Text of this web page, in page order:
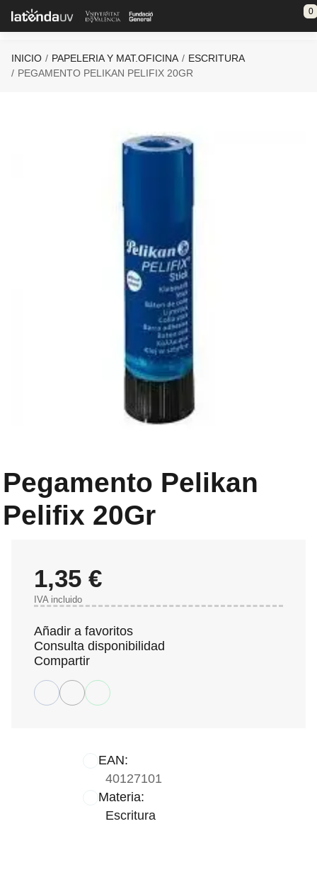
Saltar al contenido principal 0
INICIO PAPELERIA Y MAT.OFICINA
ESCRITURA
PEGAMENTO PELIKAN PELIFIX 20GR
Pegamento Pelikan
Pelifix 20Gr
EAN:
40127101
Materia:
Escritura
1,35 €
IVA incluido
Añadir a favoritos
Consulta disponibilidad
Compartir